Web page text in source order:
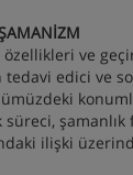
özellikleri ve
tedavi edici ve
şamanlık
ilişki